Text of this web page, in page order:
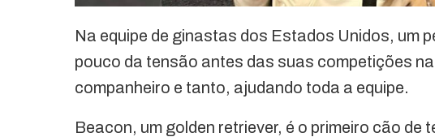
Na equipe de ginastas dos Estados Unidos, um
pouco da tensão antes das suas competições
companheiro e tanto, ajudando toda a equipe.
Beacon, um golden retriever, é o primeiro cão